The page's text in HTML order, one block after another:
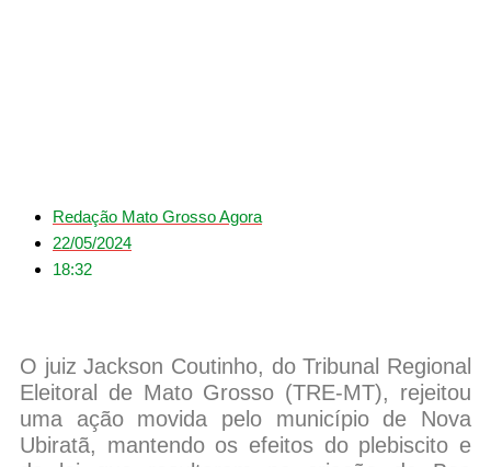
Redação Mato Grosso Agora
22/05/2024
18:32
O juiz Jackson Coutinho, do Tribunal Regional
Eleitoral de Mato Grosso (TRE-MT), rejeitou
uma ação movida pelo município de Nova
Ubiratã, mantendo os efeitos do plebiscito e